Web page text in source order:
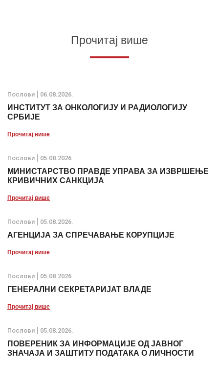
Прочитај више
Послови 06.08.2026.
ИНСТИТУТ ЗА ОНКОЛОГИЈУ И РАДИОЛОГИЈУ
СРБИЈЕ
Прочитај више
Послови 05.08.2026.
МИНИСТАРСТВО ПРАВДЕ УПРАВА ЗА ИЗВРШЕЊЕ
КРИВИЧНИХ САНКЦИЈА
Прочитај више
Послови 05.08.2026.
АГЕНЦИЈА ЗА СПРЕЧАВАЊЕ КОРУПЦИЈЕ
Прочитај више
Послови 05.08.2026.
ГЕНЕРАЛНИ СЕКРЕТАРИЈАТ ВЛАДЕ
Прочитај више
Послови 05.08.2026.
ПОВЕРЕНИК ЗА ИНФОРМАЦИЈЕ ОД ЈАВНОГ
ЗНАЧАЈА И ЗАШТИТУ ПОДАТАКА О ЛИЧНОСТИ